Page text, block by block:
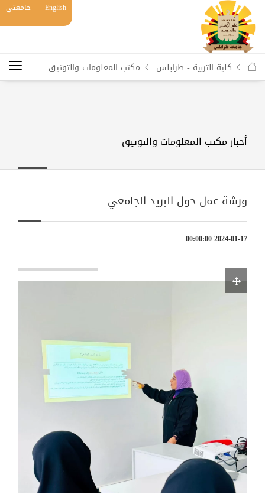
English جامعتي
كلية التربية - طرابلس مكتب المعلومات والتوثيق
أخبار مكتب المعلومات والتوثيق
ورشة عمل حول البريد الجامعي
2024-01-17 00:00:00